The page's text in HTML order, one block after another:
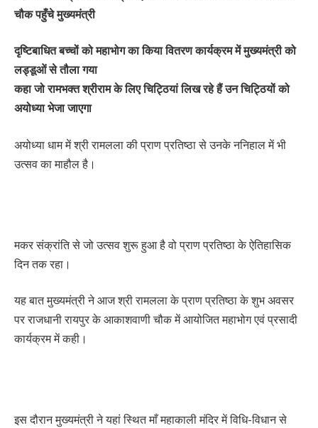
चौक पहुँचे मुख्यमंत्री
दृष्टिबाधित बच्चों को महाभोग का किया वितरण कार्यक्रम में मुख्यमंत्री को
लड्डूओं से तौला गया
कहा जो रामभक्त श्रीराम के लिए चिट्ठियां लिख रहे हैं उन चिट्ठियों को
अयोध्या भेजा जाएगा
अयोध्या धाम में श्री रामलला की प्राण प्रतिष्ठा से उनके ननिहाल में भी
उत्सव का माहौल है।
मकर संक्रांति से जो उत्सव शुरू हुआ है वो प्राण प्रतिष्ठा के ऐतिहासिक
दिन तक रहा।
यह बात मुख्यमंत्री ने आज श्री रामलला के प्राण प्रतिष्ठा के शुभ अवसर
पर राजधानी रायपुर के आकाशवाणी चौक में आयोजित महाभोग एवं प्रसादी
कार्यक्रम में कही।
इस दौरान मुख्यमंत्री ने यहां स्थित माँ महाकाली मंदिर में विधि-विधान से